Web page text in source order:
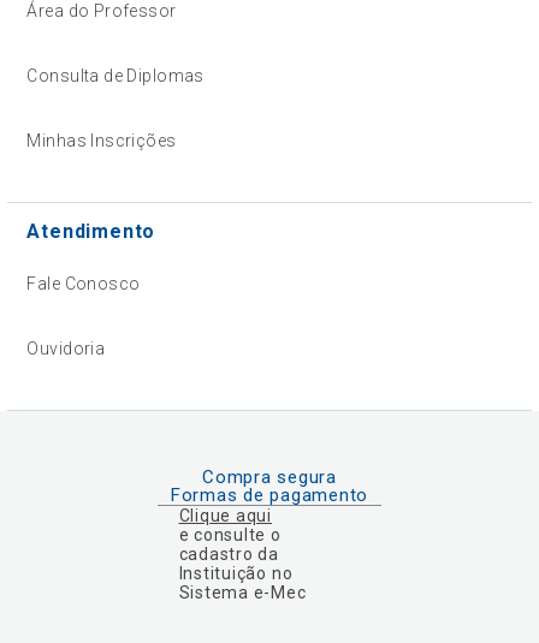
Área do Professor
Consulta de Diplomas
Minhas Inscrições
Atendimento
Fale Conosco
Ouvidoria
Compra segura
Formas de pagamento
Clique aqui
e consulte o
cadastro da
Instituição no
Sistema e-Mec